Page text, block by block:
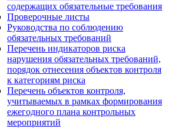
содержащих обязательные требования
Проверочные листы
Руководства по соблюдению
обязательных требований
Перечень индикаторов риска
нарушения обязательных требований,
порядок отнесения объектов контроля
к категориям риска
Перечень объектов контроля,
учитываемых в рамках формирования
ежегодного плана контрольных
мероприятий